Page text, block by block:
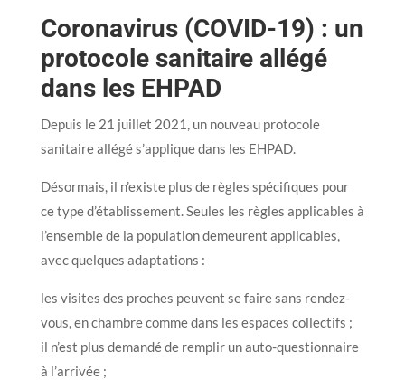
Coronavirus (COVID-19) : un
protocole sanitaire allégé
dans les EHPAD
Depuis le 21 juillet 2021, un nouveau protocole
sanitaire allégé s’applique dans les EHPAD.
Désormais, il n’existe plus de règles spécifiques pour
ce type d’établissement. Seules les règles applicables à
l’ensemble de la population demeurent applicables,
avec quelques adaptations :
les visites des proches peuvent se faire sans rendez-
vous, en chambre comme dans les espaces collectifs ;
il n’est plus demandé de remplir un auto-questionnaire
à l’arrivée ;